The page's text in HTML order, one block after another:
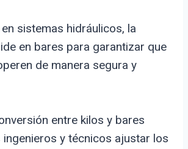
sistemas hidráulicos, la
en bares para garantizar que
de manera segura y
entre kilos y bares
ingenieros y técnicos ajustar los